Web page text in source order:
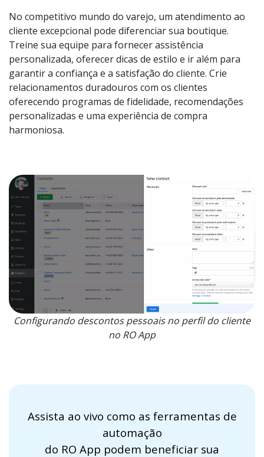
No competitivo mundo do varejo, um atendimento ao
cliente excepcional pode diferenciar sua boutique.
Treine sua equipe para fornecer assistência
personalizada, oferecer dicas de estilo e ir além para
garantir a confiança e a satisfação do cliente. Crie
relacionamentos duradouros com os clientes
oferecendo programas de fidelidade, recomendações
personalizadas e uma experiência de compra
harmoniosa.
Configurando descontos pessoais no perfil do cliente
no RO App
Assista ao vivo como as ferramentas de
automação
do RO App podem beneficiar sua